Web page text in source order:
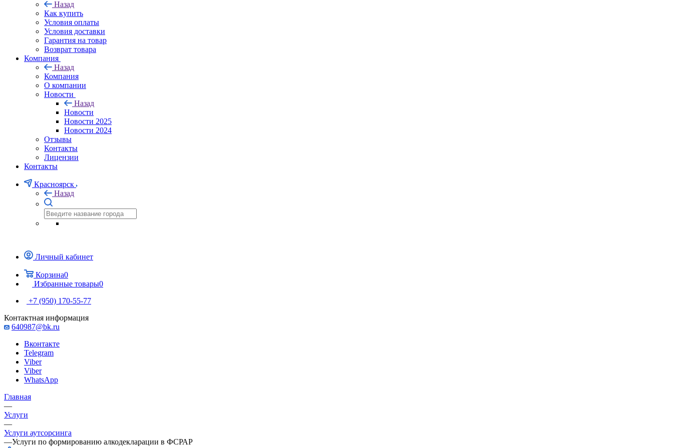
Назад
Как купить
Условия оплаты
Условия доставки
Гарантия на товар
Возврат товара
Компания
Назад
Компания
О компании
Новости
Назад
Новости
Новости 2025
Новости 2024
Отзывы
Контакты
Лицензии
Контакты
Красноярск
Назад
Личный кабинет
Корзина0
Избранные товары0
+7 (950) 170-55-77
Контактная информация
640987@bk.ru
Вконтакте
Telegram
Viber
Viber
WhatsApp
Главная
—
Услуги
—
Услуги аутсорсинга
—Услуги по формированию алкодекларации в ФСРАР